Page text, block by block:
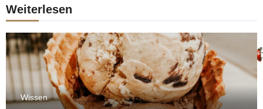
Weiterlesen
Wissen